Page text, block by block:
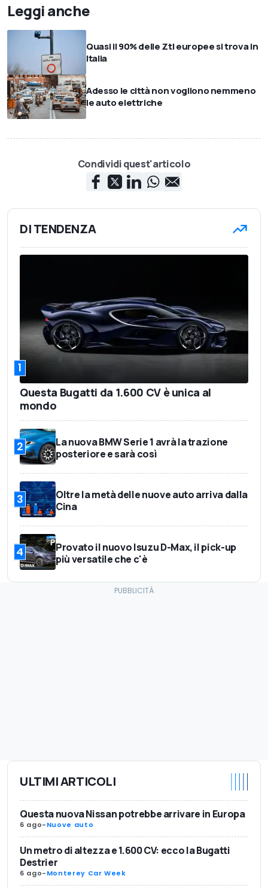
Leggi anche
Quasi il 90% delle Ztl europee si trova in
Italia
Adesso le città non vogliono nemmeno
le auto elettriche
Condividi quest'articolo
DI TENDENZA
1
Questa Bugatti da 1.600 CV è unica al
mondo
2
La nuova BMW Serie 1 avrà la trazione
posteriore e sarà così
3
Oltre la metà delle nuove auto arriva dalla
Cina
4
Provato il nuovo Isuzu D-Max, il pick-up
più versatile che c'è
ULTIMI ARTICOLI
Questa nuova Nissan potrebbe arrivare in Europa
6 ago-Nuove auto
Un metro di altezza e 1.600 CV: ecco la Bugatti
Destrier
6 ago-Monterey Car Week